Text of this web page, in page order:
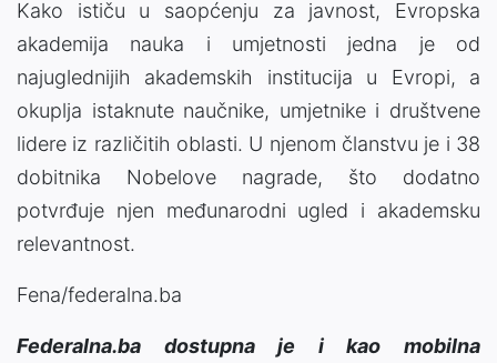
Kako ističu u saopćenju za javnost, Evropska
akademija nauka i umjetnosti jedna je od
najuglednijih akademskih institucija u Evropi, a
okuplja istaknute naučnike, umjetnike i društvene
lidere iz različitih oblasti. U njenom članstvu je i 38
dobitnika Nobelove nagrade, što dodatno
potvrđuje njen međunarodni ugled i akademsku
relevantnost.
Fena/federalna.ba
Federalna.ba dostupna je i kao mobilna